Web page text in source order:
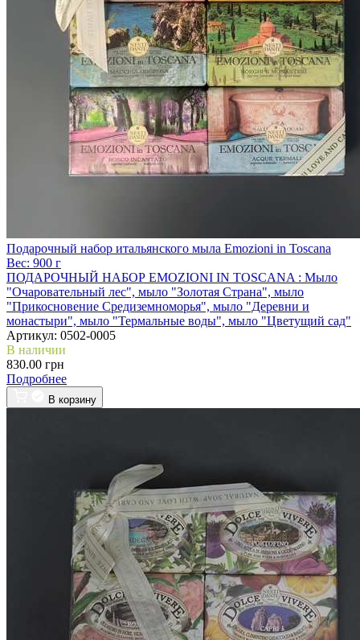
Подарочный набор итальянского мыла Emozioni in Toscana
Вес: 900 г
ПОДАРОЧНЫЙ НАБОР EMOZIONI IN TOSCANA : Мыло
"Очаровательный лес", мыло "Золотая Страна", мыло
"Прикосновение Средиземноморья", мыло "Деревни и
монастыри", мыло "Термальные воды", мыло "Цветущий сад"
Артикул: 0502-0005
В наличии
830.00 грн
Подробнее
В корзину